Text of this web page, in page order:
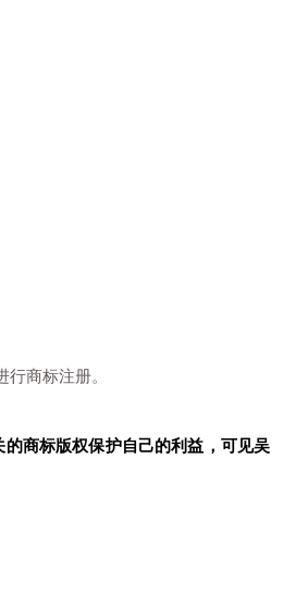
商标注册。
商标版权保护自己的利益，可见吴